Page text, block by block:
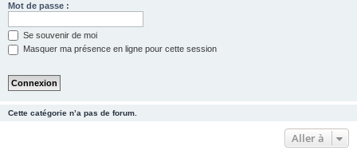
Mot de passe :
Se souvenir de moi
Masquer ma présence en ligne pour cette session
Cette catégorie n’a pas de forum.
Aller à